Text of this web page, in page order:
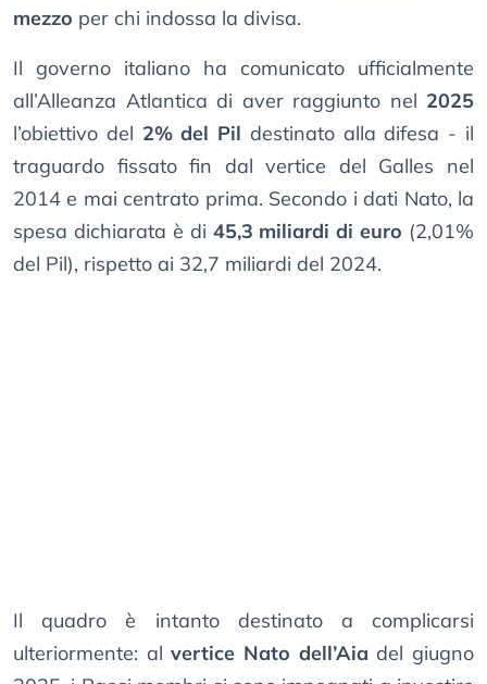
mezzo per chi indossa la divisa.
Il governo italiano ha comunicato ufficialmente
all’Alleanza Atlantica di aver raggiunto nel 2025
l’obiettivo del 2% del Pil destinato alla difesa - il
traguardo fissato fin dal vertice del Galles nel
2014 e mai centrato prima. Secondo i dati Nato, la
spesa dichiarata è di 45,3 miliardi di euro (2,01%
del Pil), rispetto ai 32,7 miliardi del 2024.
Il quadro è intanto destinato a complicarsi
ulteriormente: alvertice Nato dell’Aia del giugno